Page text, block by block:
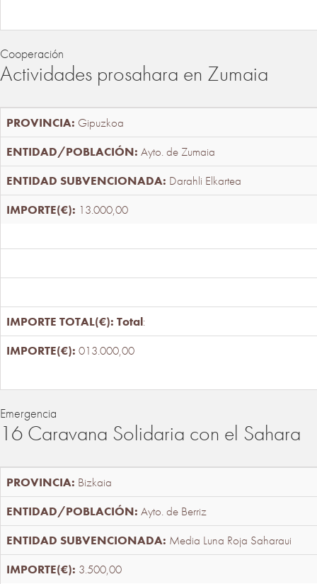
Cooperación
Actividades prosahara en Zumaia
Gipuzkoa
Ayto. de Zumaia
Darahli Elkartea
13.000,00
Total:
013.000,00
Emergencia
16 Caravana Solidaria con el Sahara
Bizkaia
Ayto. de Berriz
Media Luna Roja Saharaui
3.500,00